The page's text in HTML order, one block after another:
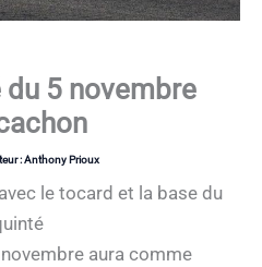
5 novembre
:Anthony Prioux
le tocard et la base du
aura comme